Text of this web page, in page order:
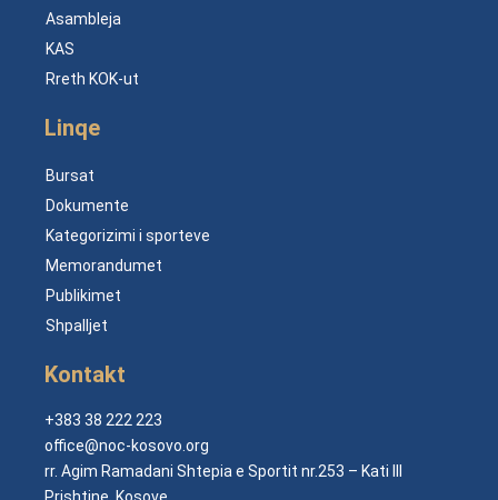
Asambleja
KAS
Rreth KOK-ut
Linqe
Bursat
Dokumente
Kategorizimi i sporteve
Memorandumet
Publikimet
Shpalljet
Kontakt
+383 38 222 223
office@noc-kosovo.org
rr. Agim Ramadani Shtepia e Sportit nr.253 – Kati III